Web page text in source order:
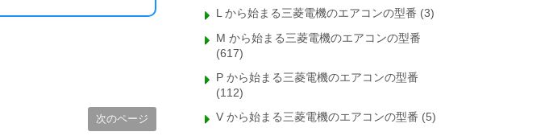
次のページ
L から始まる三菱電機のエアコンの型番 (3)
M から始まる三菱電機のエアコンの型番
(617)
P から始まる三菱電機のエアコンの型番
(112)
V から始まる三菱電機のエアコンの型番 (5)